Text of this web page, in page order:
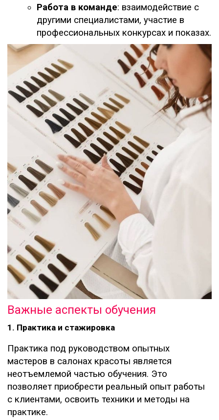
Работа в команде: взаимодействие с
другими специалистами, участие в
профессиональных конкурсах и показах.
Важные аспекты обучения
1. Практика и стажировка
Практика под руководством опытных
мастеров в салонах красоты является
неотъемлемой частью обучения. Это
позволяет приобрести реальный опыт работы
с клиентами, освоить техники и методы на
практике.